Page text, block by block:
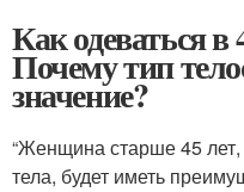
Как одеваться
Почему тип
значение?
“Женщина старше 45
тела, будет иметь